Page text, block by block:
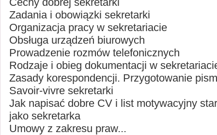
Zadania i obowiązki sekretarki
Organizacja pracy w sekretariacie
Obsługa urządzeń biurowych
Prowadzenie rozmów telefonicznych
Rodzaje i obieg dokumentacji w
Zasady korespondencji. Przygotowanie pism
Savoir-vivre sekretarki
Jak napisać dobre CV i list motywacyjny
jako sekretarka
Umowy z zakresu praw...